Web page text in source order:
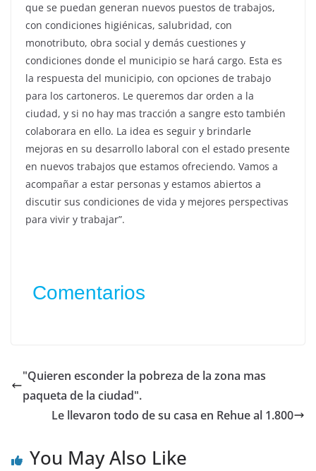
que se puedan generan nuevos puestos de trabajos,
con condiciones higiénicas, salubridad, con
monotributo, obra social y demás cuestiones y
condiciones donde el municipio se hará cargo. Esta es
la respuesta del municipio, con opciones de trabajo
para los cartoneros. Le queremos dar orden a la
ciudad, y si no hay mas tracción a sangre esto también
colaborara en ello. La idea es seguir y brindarle
mejoras en su desarrollo laboral con el estado presente
en nuevos trabajos que estamos ofreciendo. Vamos a
acompañar a estar personas y estamos abiertos a
discutir sus condiciones de vida y mejores perspectivas
para vivir y trabajar”.
Comentarios
"Quieren esconder la pobreza de la zona mas
paqueta de la ciudad".
Le llevaron todo de su casa en Rehue al 1.800
You May Also Like